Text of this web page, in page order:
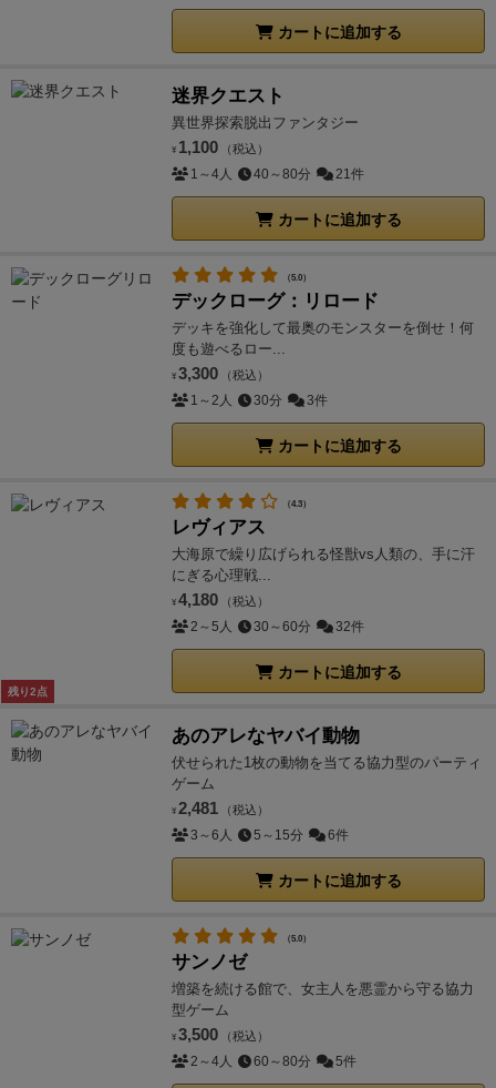
カートに追加する
迷界クエスト
異世界探索脱出ファンタジー
¥ 1,100 （税込）
1～4人 40～80分 21件
カートに追加する
（5.0）
デックローグ：リロード
デッキを強化して最奥のモンスターを倒せ！何
度も遊べるロー...
¥ 3,300 （税込）
1～2人 30分 3件
カートに追加する
残り2点
（4.3）
レヴィアス
大海原で繰り広げられる怪獣vs人類の、手に汗
にぎる心理戦...
¥ 4,180 （税込）
2～5人 30～60分 32件
カートに追加する
あのアレなヤバイ動物
伏せられた1枚の動物を当てる協力型のパーティ
ゲーム
¥ 2,481 （税込）
3～6人 5～15分 6件
カートに追加する
（5.0）
サンノゼ
増築を続ける館で、女主人を悪霊から守る協力
型ゲーム
¥ 3,500 （税込）
2～4人 60～80分 5件